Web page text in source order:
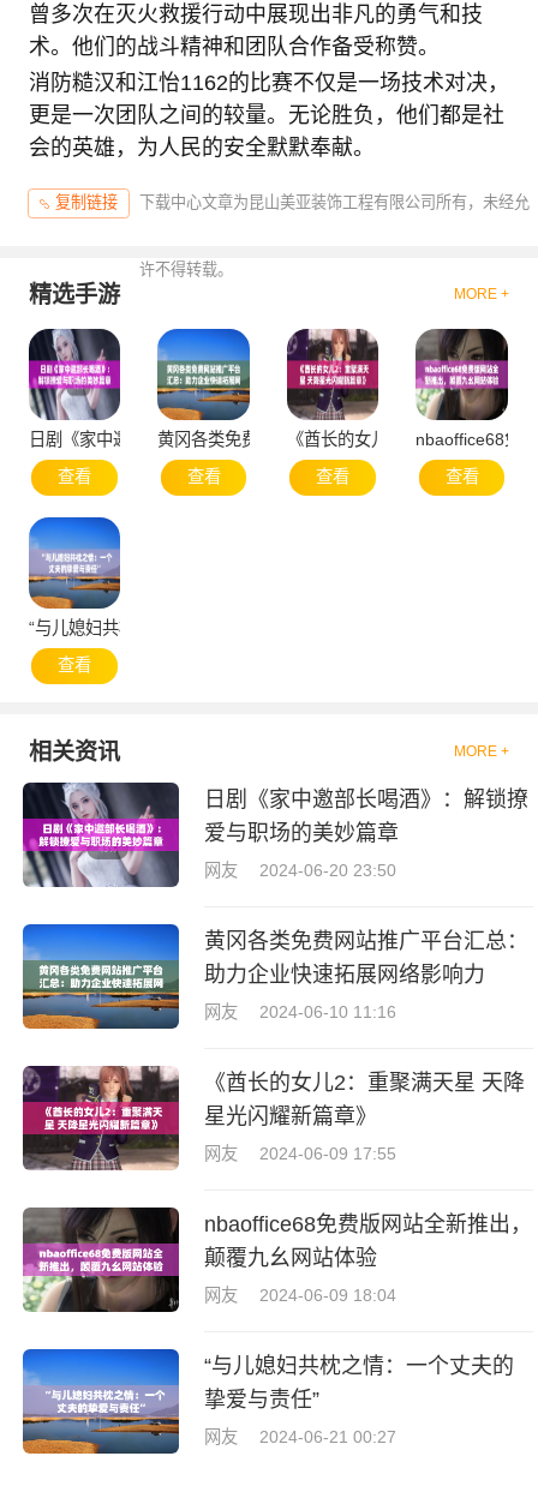
曾多次在灭火救援行动中展现出非凡的勇气和技
术。他们的战斗精神和团队合作备受称赞。
消防糙汉和江怡1162的比赛不仅是一场技术对决，
更是一次团队之间的较量。无论胜负，他们都是社
会的英雄，为人民的安全默默奉献。
复制链接 下载中心文章为昆山美亚装饰工程有限公司所有，未经允
许不得转载。
精选手游 MORE +
日剧《家中邀部长喝酒》：解锁撩爱与职场的美妙篇章
查看
黄冈各类免费网站推广平台汇总：助力企业快速拓
查看
《酋长的女儿2：重聚满天星 天
查看
nbaoffice68免
查看
“与儿媳妇共枕之情：一个丈夫的挚爱与责任”
查看
相关资讯 MORE +
日剧《家中邀部长喝酒》：解锁撩
爱与职场的美妙篇章
网友 2024-06-20 23:50
黄冈各类免费网站推广平台汇总：
助力企业快速拓展网络影响力
网友 2024-06-10 11:16
《酋长的女儿2：重聚满天星 天降
星光闪耀新篇章》
网友 2024-06-09 17:55
nbaoffice68免费版网站全新推出，
颠覆九幺网站体验
网友 2024-06-09 18:04
“与儿媳妇共枕之情：一个丈夫的
挚爱与责任”
网友 2024-06-21 00:27